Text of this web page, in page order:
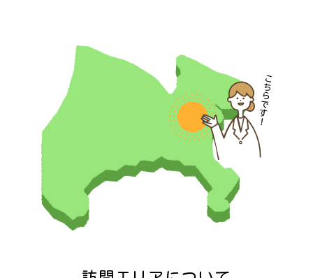
2025年08月（1）
2025年05月（2）
好奇心からの発達
（2026年02月）
令和8年 明けましておめでとうござ